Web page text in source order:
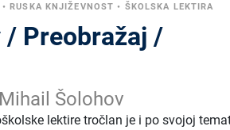
•RUSKA KNJIŽEVNOST • ŠKOLSKA LEKTIRA
/ Preobražaj /
Šolohov
lektire tročlan je i po svojoj